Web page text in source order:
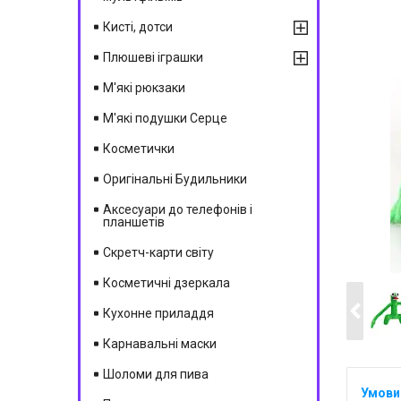
Кисті, дотси
Плюшеві іграшки
М'які рюкзаки
М'які подушки Серце
Косметички
Оригінальні Будильники
Аксесуари до телефонів і
планшетів
Скретч-карти світу
Косметичні дзеркала
Кухонне приладдя
Карнавальні маски
Шоломи для пива